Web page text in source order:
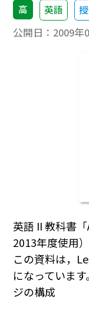
高 英語
公開日： 2009年
英語 II 教科書
2013年度使用
この資料は，
になっていま
ジの構成